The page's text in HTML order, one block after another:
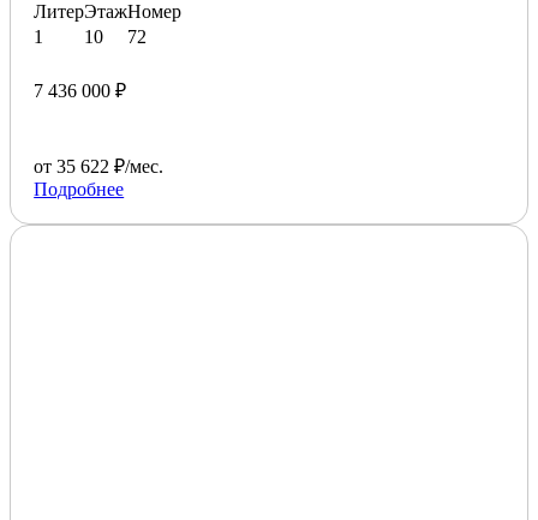
Литер
1
Этаж
10
Номер
72
7 436 000 ₽
от 35 622 ₽/мес.
Подробнее